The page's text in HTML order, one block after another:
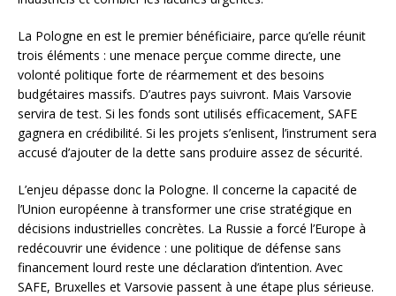
La Pologne en est le premier bénéficiaire, parce qu’elle réunit
trois éléments : une menace perçue comme directe, une
volonté politique forte de réarmement et des besoins
budgétaires massifs. D’autres pays suivront. Mais Varsovie
servira de test. Si les fonds sont utilisés efficacement, SAFE
gagnera en crédibilité. Si les projets s’enlisent, l’instrument sera
accusé d’ajouter de la dette sans produire assez de sécurité.
L’enjeu dépasse donc la Pologne. Il concerne la capacité de
l’Union européenne à transformer une crise stratégique en
décisions industrielles concrètes. La Russie a forcé l’Europe à
redécouvrir une évidence : une politique de défense sans
financement lourd reste une déclaration d’intention. Avec
SAFE, Bruxelles et Varsovie passent à une étape plus sérieuse.